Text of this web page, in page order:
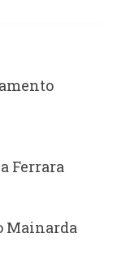
Ferrara
Mainarda